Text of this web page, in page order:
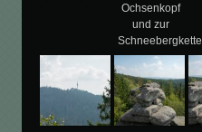
Ochsenkopf
und zur
Schneebergkette